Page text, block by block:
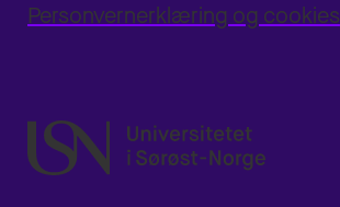
Personvernerklæring og cookies